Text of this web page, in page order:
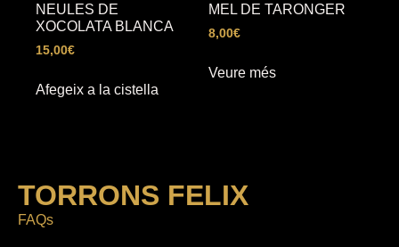
NEULES DE
XOCOLATA BLANCA
15,00€
Afegeix a la cistella
MEL DE TARONGER
8,00€
Veure més
TORRONS FELIX
FAQs